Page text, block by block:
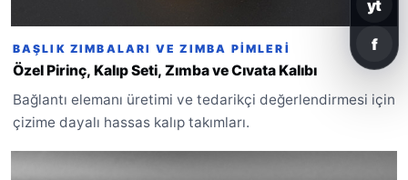
BAŞLIK ZIMBALARI VE ZIMBA PIMLERI
Özel Pirinç, Kalıp Seti, Zımba ve Cıvata Kalıbı
Bağlantı elemanı üretimi ve tedarikçi değerlendirmesi için
çizime dayalı hassas kalıp takımları.
yt
f